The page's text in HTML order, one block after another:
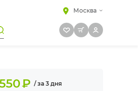
Москва
₽ / за 3 дня